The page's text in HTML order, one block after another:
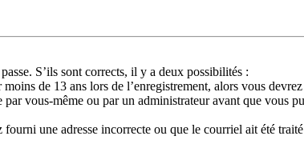
S’ils sont corrects, il y a deux possibilités :
de 13 ans lors de l’enregistrement, alors vous
vous-même ou par un administrateur avant que vous
une adresse incorrecte ou que le courriel ait été